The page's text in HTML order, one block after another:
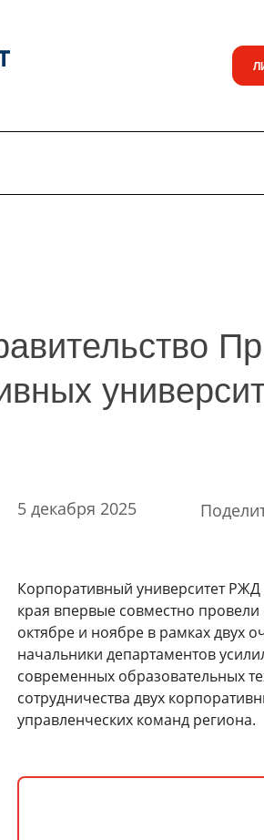
тренеров
5 декабря 2025
Корпоративный университет
края впервые совместно
октябре и ноябре в рамках двух
начальники департаментов
современных образовательных
сотрудничества двух
управленческих команд региона.